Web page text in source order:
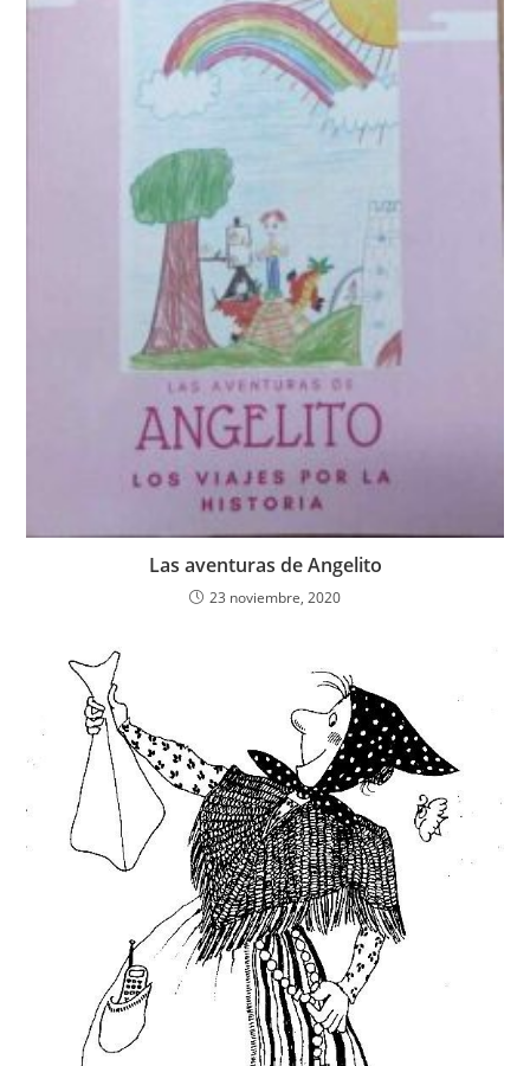
Las aventuras de Angelito
23 noviembre, 2020